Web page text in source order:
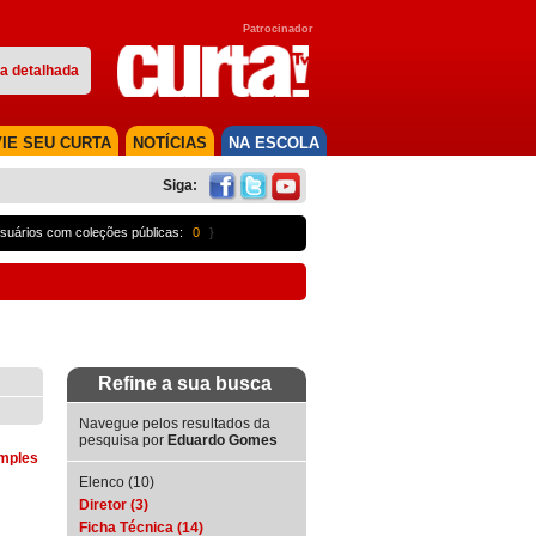
detalhada
Patrocinador
NA ESCOLA
NOTÍCIAS
SEU CURTA
Siga:
com coleções públicas: 0 }
Refine a sua busca
Navegue pelos resultados da
pesquisa por Eduardo Gomes
Elenco (10)
Diretor (3)
Ficha Técnica (14)